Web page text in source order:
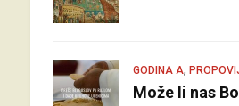
GODINA A,
Može li nas